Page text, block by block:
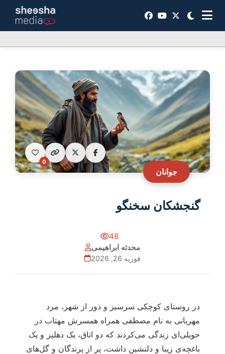
جوانان
0
گنجشکان سخنگو
48
محدثه ابراهیمی
فوریه 26, 2026
در روستای کوچکی سرسبز و دور از شهر، مرد
مهربانی به نام مصطفی همراه همسرش مهتاب در
حویلی‌ای زندگی می‌کردند که دو اتاق، یک دهلیز و یک
باغچه‌ی زیبا و دلنشین داشت، پر از پرندگان و گل‌های